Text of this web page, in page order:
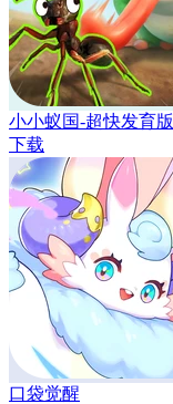
小小蚁国-超快发育版
下载
口袋觉醒